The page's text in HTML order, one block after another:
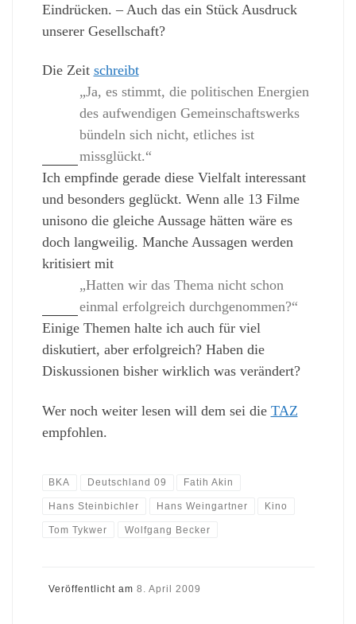
Eindrücken. – Auch das ein Stück Ausdruck
unserer Gesellschaft?
Die Zeit schreibt
„Ja, es stimmt, die politischen Energien
des aufwendigen Gemeinschaftswerks
bündeln sich nicht, etliches ist
missglückt.“
Ich empfinde gerade diese Vielfalt interessant
und besonders geglückt. Wenn alle 13 Filme
unisono die gleiche Aussage hätten wäre es
doch langweilig. Manche Aussagen werden
kritisiert mit
„Hatten wir das Thema nicht schon
einmal erfolgreich durchgenommen?“
Einige Themen halte ich auch für viel
diskutiert, aber erfolgreich? Haben die
Diskussionen bisher wirklich was verändert?
Wer noch weiter lesen will dem sei die TAZ
empfohlen.
BKA Deutschland 09 Fatih Akin
Hans Steinbichler Hans Weingartner Kino
Tom Tykwer Wolfgang Becker
Veröffentlicht am 8. April 2009